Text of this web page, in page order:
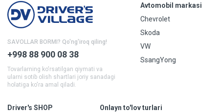
SAVOLLAR BORMI? Qo'ng'iroq qiling!
+998 88 900 08 38
Tovarlarning ko'rsatilgan qiymati va
ularni sotib olish shartlari joriy sanadagi
holatiga ko'ra amal qiladi.
Avtomobil markasi
Chevrolet
Skoda
VW
SsangYong
Driver's SHOP
Onlayn to'lov turlari